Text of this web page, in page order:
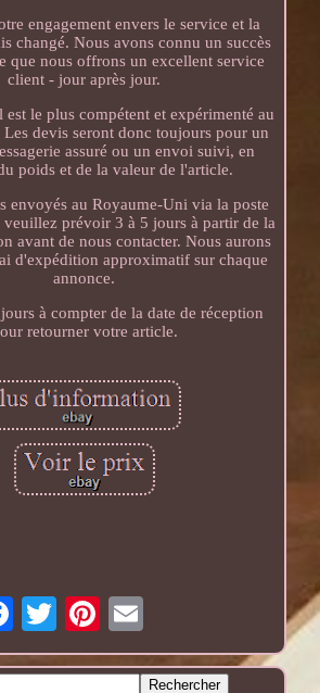
engagement envers le service et la
changé. Nous avons connu un succès
que nous offrons un excellent service
client - jour après jour.
est le plus compétent et expérimenté au
devis seront donc toujours pour un
assuré ou un envoi suivi, en
poids et de la valeur de l'article.
envoyés au Royaume-Uni via la poste
veuillez prévoir 3 à 5 jours à partir de la
avant de nous contacter. Nous aurons
d'expédition approximatif sur chaque
annonce.
à compter de la date de réception
retourner votre article.